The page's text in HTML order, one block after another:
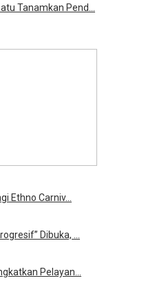
Tanamkan Pend…
Ethno Carniv…
Dibuka, …
Pelayan…